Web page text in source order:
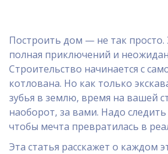
Построить дом — не так просто.
полная приключений и
Строительство начинается с
котлована. Но как только
зубья в землю, время на вашей
наоборот, за вами. Надо
чтобы мечта превратилась в
Эта статья расскажет о каждом